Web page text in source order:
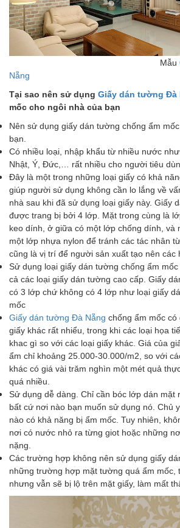
Mẫu
Nẵng
Tại sao nên sử dụng Giấy dán tường Đà
mốc cho ngôi nhà của bạn
Nên sử dụng giấy dán tường chống ẩm
bạn.
Có nhiều loại, nhập khẩu từ nhiều nước
Nhật, Ý, Đức,… rất nhiều cho người tiêu
Đây là một trong những loại giấy có khả
giúp người sử dụng không cần lo lắng về
nhà sau khi đã sử dụng loại giấy này. Giấy
được trang bị bởi 4 lớp. Mặt trong cùng là
keo dính, ở giữa có một lớp chống dính, và
một lớp nhựa nylon để tránh các tác nhân
cũng là vị trí để người sản xuất tạo nên các
Sử dụng loại giấy dán tường chống ẩm
cả các loại giấy dán tường cao cấp. Giấy
có 3 lớp chứ không có 4 lớp như loại giấy
mốc
Giấy dán tường Đà Nẵng chống ẩm mốc
giấy khác rất nhiểu, trong khi các loại họa
khac gì so với các loại giấy khác. Giá của
ẩm chỉ khoảng 25.000-30.000/m2, so với
khác có giá vài trăm nghìn một mét quả
quá nhiều.
Sử dụng dễ dàng. Chỉ cần bóc lớp dán mặt
bất cứ nơi nào bạn muốn sử dụng nó. Chủ
nào có khả năng bị ẩm mốc. Tuy nhiên,
nơi có nước nhỏ ra từng giot hoặc những
nặng.
Các trường hợp không nên sử dụng giấy
những trường hợp mặt tường quá ẩm mốc,
nhưng vẫn sẽ bị lộ trên mặt giấy, làm mất